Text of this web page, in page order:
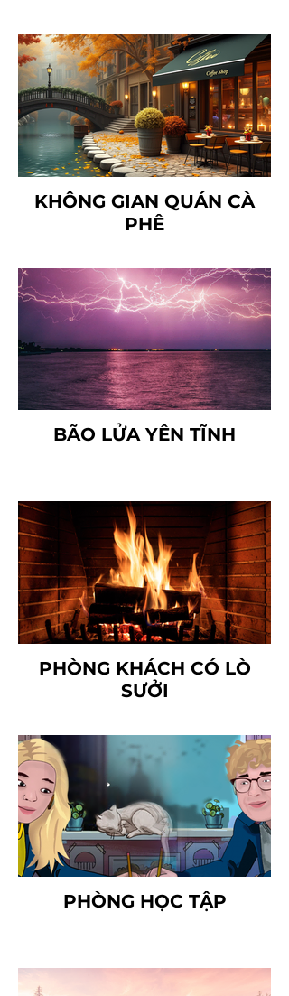
KHÔNG GIAN QUÁN CÀ
PHÊ
BÃO LỬA YÊN TĨNH
PHÒNG KHÁCH CÓ LÒ
SƯỞI
PHÒNG HỌC TẬP